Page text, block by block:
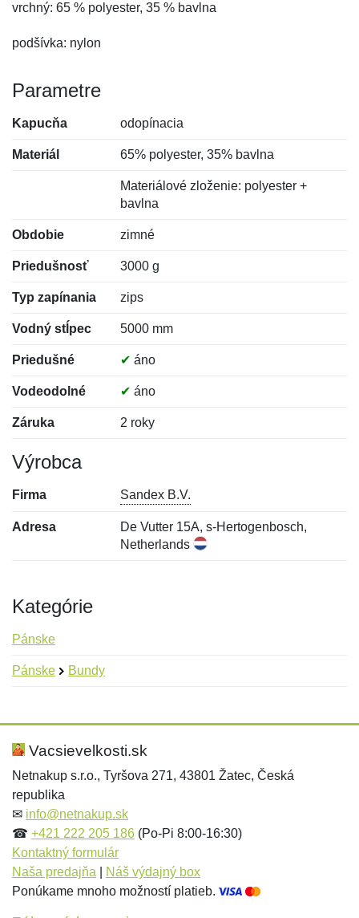
vrchný: 65 % polyester, 35 % bavlna
podšívka: nylon
Parametre
Kapucňa odopínacia
Materiál 65% polyester, 35% bavlna
Materiálové zloženie: polyester +
bavlna
Obdobie zimné
Priedušnosť 3000 g
Typ zapínania zips
Vodný stĺpec 5000 mm
Priedušné ✔ áno
Vodeodolné ✔ áno
Záruka 2 roky
Výrobca
Firma Sandex B.V.
Adresa
De Vutter 15A, s-Hertogenbosch,
Netherlands
Kategórie
Pánske
Pánske Bundy
Hodnotenie:
Meno:*
E-mail:
Meno:
E-mail:*
Správa*
Vacsievelkosti.sk
Netnakup s.r.o., Tyršova 271, 43801 Žatec, Česká
republika
✉ info@netnakup.sk
☎ +421 222 205 186 (Po-Pi 8:00-16:30)
Kontaktný formulár
Naša predajňa
Náš výdajný box
Ponúkame mnoho možností platieb.